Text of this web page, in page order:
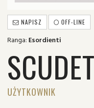
NAPISZ OFF-LINE
Ranga: Esordienti
UŻYTKOWNIK